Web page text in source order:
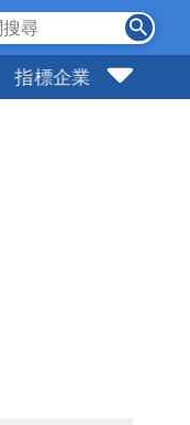
指標企業 壹蘋頭家